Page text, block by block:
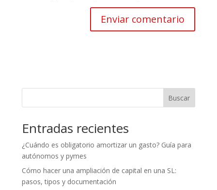
Buscar
Entradas recientes
¿Cuándo es obligatorio amortizar un gasto? Guía para
autónomos y pymes
Cómo hacer una ampliación de capital en una SL:
pasos, tipos y documentación